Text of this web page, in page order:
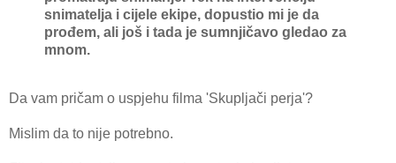
snimatelja i cijele ekipe, dopustio mi je da
prođem, ali još i tada je sumnjičavo gledao za
mnom.
Da vam pričam o uspjehu filma 'Skupljači perja'?
Mislim da to nije potrebno.